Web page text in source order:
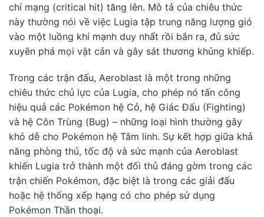
chí mạng (critical hit) tăng lên. Mô tả của chiêu thức
này thường nói về việc Lugia tập trung năng lượng gió
vào một luồng khí mạnh duy nhất rồi bắn ra, đủ sức
xuyên phá mọi vật cản và gây sát thương khủng khiếp.
Trong các trận đấu, Aeroblast là một trong những
chiêu thức chủ lực của Lugia, cho phép nó tấn công
hiệu quả các Pokémon hệ Cỏ, hệ Giác Đấu (Fighting)
và hệ Côn Trùng (Bug) – những loại hình thường gây
khó dễ cho Pokémon hệ Tâm linh. Sự kết hợp giữa khả
năng phòng thủ, tốc độ và sức mạnh của Aeroblast
khiến Lugia trở thành một đối thủ đáng gờm trong các
trận chiến Pokémon, đặc biệt là trong các giải đấu
hoặc hệ thống xếp hạng có cho phép sử dụng
Pokémon Thần thoại.